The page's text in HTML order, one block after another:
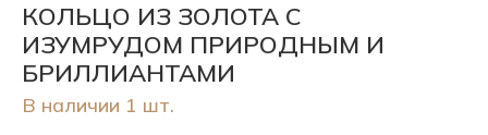
КОЛЬЦО ИЗ ЗОЛОТА С
ИЗУМРУДОМ ПРИРОДНЫМ И
БРИЛЛИАНТАМИ
В наличии 1 шт.